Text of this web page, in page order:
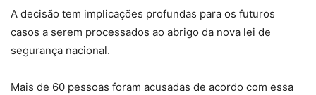
A decisão tem implicações profundas para os futuros
casos a serem processados ao abrigo da nova lei de
segurança nacional.
Mais de 60 pessoas foram acusadas de acordo com essa